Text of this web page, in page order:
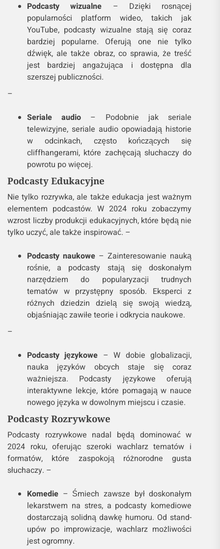
Podcasty wizualne – Dzięki rosnącej
popularności platform wideo, takich jak
YouTube, podcasty wizualne stają się coraz
bardziej popularne. Oferują one nie tylko
dźwięk, ale także obraz, co sprawia, że treść
jest bardziej angażująca i dostępna dla
szerszej publiczności.
–
Seriale audio – Podobnie jak seriale
telewizyjne, seriale audio opowiadają historie
w odcinkach, często kończących się
cliffhangerami, które zachęcają słuchaczy do
powrotu po więcej.
Podcasty Edukacyjne
Nie tylko rozrywka, ale także edukacja jest ważnym
elementem podcastów. W 2024 roku zobaczymy
wzrost liczby produkcji edukacyjnych, które będą nie
tylko uczyć, ale także inspirować. –
Podcasty naukowe – Zainteresowanie nauką
rośnie, a podcasty stają się doskonałym
narzędziem do popularyzacji trudnych
tematów w przystępny sposób. Eksperci z
różnych dziedzin dzielą się swoją wiedzą,
objaśniając zawiłe teorie i odkrycia naukowe.
–
Podcasty językowe – W dobie globalizacji,
nauka języków obcych staje się coraz
ważniejsza. Podcasty językowe oferują
interaktywne lekcje, które pomagają w nauce
nowego języka w dowolnym miejscu i czasie.
Podcasty Rozrywkowe
Podcasty rozrywkowe nadal będą dominować w
2024 roku, oferując szeroki wachlarz tematów i
formatów, które zaspokoją różnorodne gusta
słuchaczy. –
Komedie – Śmiech zawsze był doskonałym
lekarstwem na stres, a podcasty komediowe
dostarczają solidną dawkę humoru. Od stand-
upów po improwizacje, wachlarz możliwości
jest ogromny.